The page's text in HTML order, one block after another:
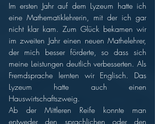
Im ersten Jahr auf dem Lyzeum hatte ich
eine Mathematiklehrerin, mit der ich gar
nicht klar kam. Zum Glück bekamen wir
im zweiten Jahr einen neuen Mathelehrer,
der mich besser förderte, so dass sich
meine Leistungen deutlich verbesserten. Als
Fremdsprache lernten wir Englisch. Das
Lyzeum hatte auch einen
Hauswirtschaftszweig.
Ab der Mittleren Reife konnte man
entweder den sprachlichen oder den